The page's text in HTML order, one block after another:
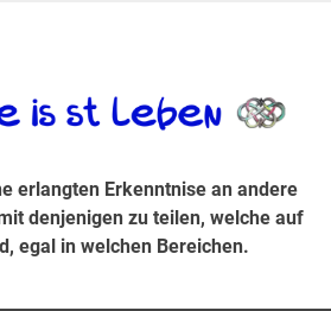
egal in welchen Bereichen.
erlangten Erkenntnise an andere
denjenigen zu teilen, welche auf
egal in welchen Bereichen.